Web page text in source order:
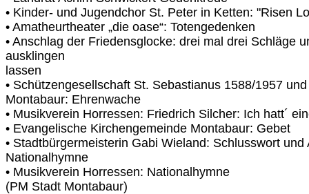
• Kinder- und Jugendchor St. Peter in Ketten: "Risen
• Amatheurtheater „die oase“: Totengedenken
• Anschlag der Friedensglocke: drei mal drei Schläge
ausklingen
lassen
• Schützengesellschaft St. Sebastianus 1588/1957
Montabaur: Ehrenwache
• Musikverein Horressen: Friedrich Silcher: Ich hatt´
• Evangelische Kirchengemeinde Montabaur: Gebet
• Stadtbürgermeisterin Gabi Wieland: Schlusswort und
Nationalhymne
• Musikverein Horressen: Nationalhymne
(PM Stadt Montabaur)